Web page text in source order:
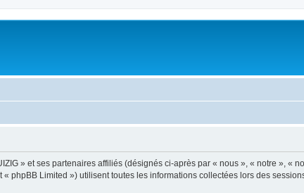
» et ses partenaires affiliés (désignés ci-après par « nous », « notre », «
phpBB Limited ») utilisent toutes les informations collectées lors des